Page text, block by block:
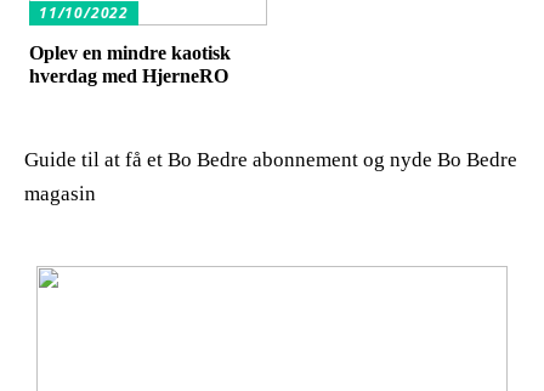
11/10/2022
Oplev en mindre kaotisk
hverdag med HjerneRO
Guide til at få et Bo Bedre abonnement og nyde Bo Bedre
magasin